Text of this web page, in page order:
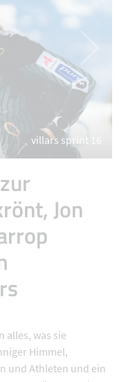
villars sprint 16
Jon
alles, was sie
Himmel,
und Athleten und ein